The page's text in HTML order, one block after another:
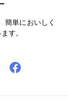
簡単においしく
す。